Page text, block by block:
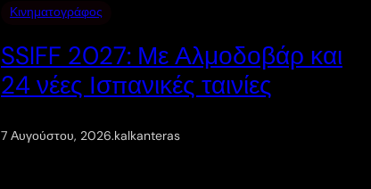
Κινηματογράφος
SSIFF 2027: Με Αλμοδοβάρ και
24 νέες Ισπανικές ταινίες
7 Αυγούστου, 2026.kalkanteras